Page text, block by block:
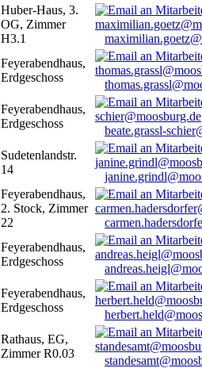
Huber-Haus, 3.
OG, Zimmer
H3.1
Feyerabendhaus,
Erdgeschoss
Feyerabendhaus,
Erdgeschoss
beate.grassl-
Sudetenlandstr.
14
Feyerabendhaus,
2. Stock, Zimmer
22
Feyerabendhaus,
Erdgeschoss
Feyerabendhaus,
Erdgeschoss
Rathaus, EG,
Zimmer R0.03